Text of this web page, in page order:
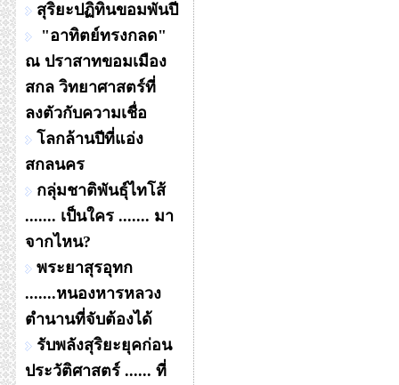
สุริยะปฏิทินขอมพันปี
"อาทิตย์ทรงกลด"
ณ ปราสาทขอมเมือง
สกล วิทยาศาสตร์ที่
ลงตัวกับความเชื่อ
โลกล้านปีที่แอ่ง
สกลนคร
กลุ่มชาติพันธุ์ไทโส้
....... เป็นใคร ....... มา
จากไหน?
พระยาสุรอุทก
.......หนองหารหลวง
ตำนานที่จับต้องได้
รับพลังสุริยะยุคก่อน
ประวัติศาสตร์ ...... ที่